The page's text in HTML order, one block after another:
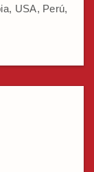
USA, Perú,